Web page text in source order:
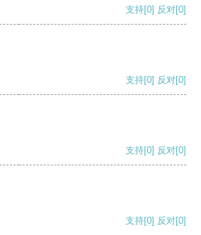
支持[0] 反对[0]
支持[0] 反对[0]
支持[0] 反对[0]
支持[0] 反对[0]